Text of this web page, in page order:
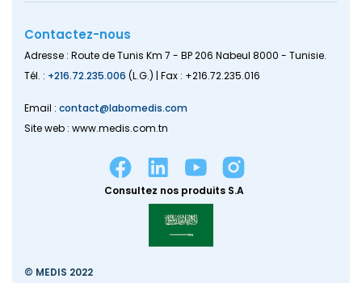
Contactez-nous
Adresse : Route de Tunis Km 7 - BP 206 Nabeul 8000 - Tunisie.
Tél. : +216.72.235.006 (L.G.) | Fax : +216.72.235.016
Email : contact@labomedis.com
Site web : www.medis.com.tn
Consultez nos produits S.A
© MEDIS 2022